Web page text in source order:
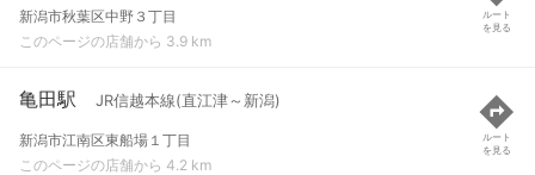
新潟市秋葉区中野３丁目
このページの店舗から 3.9 km
ルート
を見る
亀田駅 JR信越本線(直江津～新潟)
新潟市江南区東船場１丁目
このページの店舗から 4.2 km
ルート
を見る